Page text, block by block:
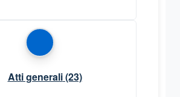
Atti generali(23)